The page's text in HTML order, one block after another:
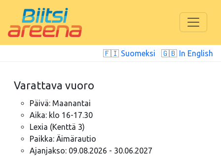
🇫🇮 Suomeksi 🇬🇧 In English
Varattava vuoro
Päivä: Maanantai
Aika: klo 16-17.30
Lexia (Kenttä 3)
Paikka: Äimärautio
Ajanjakso: 09.08.2026 - 30.06.2027